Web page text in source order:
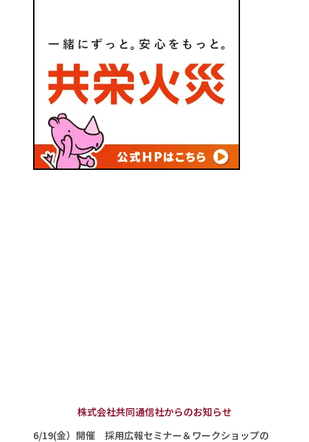
株式会社共同通信社からのお知らせ
6/19(金）開催 採用広報セミナー＆ワークショップの